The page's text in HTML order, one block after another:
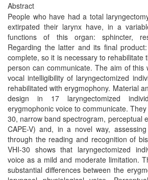
Abstract
People who have had a total
extirpated their larynx have, in a
functions of this organ: sphincter,
Regarding the latter and its final
complete, so it is necessary to rehabilitate
person can communicate. The aim of this
vocal intelligibility of laryngectomized
rehabilitated with erygmophony. Material
design in 17 laryngectomized
erygmophonic voice to communicate.
30, narrow band spectrogram, perceptual
CAPE-V) and, in a novel way,
through the reading and recognition of
VHI-30 shows that laryngectomized
voice as a mild and moderate limitation.
substantial differences between the